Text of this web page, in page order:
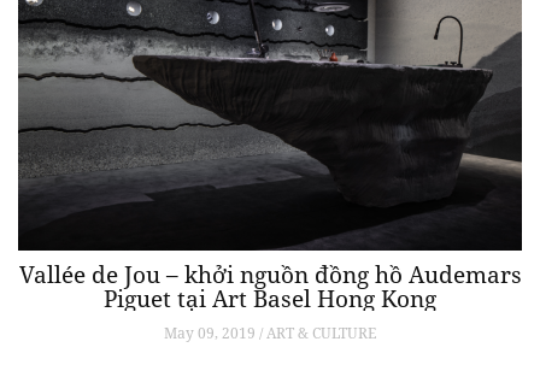
Vallée de Jou – khởi nguồn đồng hồ Audemars
Piguet tại Art Basel Hong Kong
May 09, 2019 / ART & CULTURE